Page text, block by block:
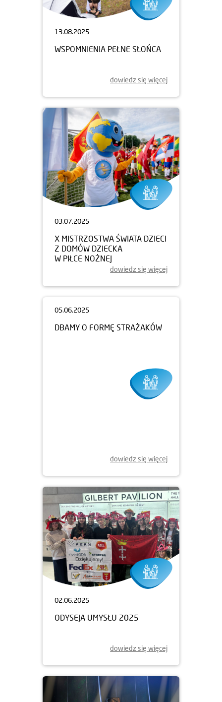
13.08.2025
WSPOMNIENIA PEŁNE SŁOŃCA
dowiedz się więcej
03.07.2025
X MISTRZOSTWA ŚWIATA DZIECI
Z DOMÓW DZIECKA
W PIŁCE NOŻNEJ
dowiedz się więcej
dowiedz się więcej
02.06.2025
ODYSEJA UMYSŁU 2025
dowiedz się więcej